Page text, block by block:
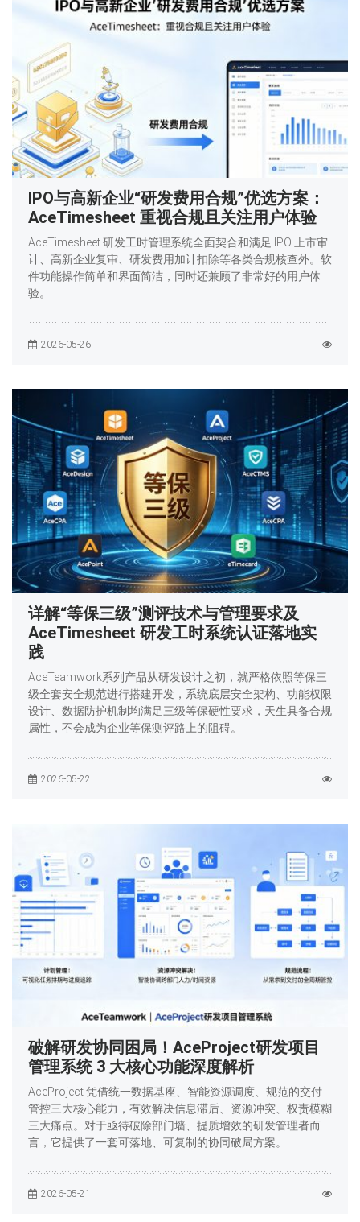
IPO与高新企业“研发费用合规”优选方案：
AceTimesheet 重视合规且关注用户体验
AceTimesheet 研发工时管理系统全面契合和满足 IPO 上市审
计、高新企业复审、研发费用加计扣除等各类合规核查外。软
件功能操作简单和界面简洁，同时还兼顾了非常好的用户体
验。
2026-05-26
详解“等保三级”测评技术与管理要求及
AceTimesheet 研发工时系统认证落地实
践
AceTeamwork系列产品从研发设计之初，就严格依照等保三
级全套安全规范进行搭建开发，系统底层安全架构、功能权限
设计、数据防护机制均满足三级等保硬性要求，天生具备合规
属性，不会成为企业等保测评路上的阻碍。
2026-05-22
破解研发协同困局！AceProject研发项目
管理系统 3 大核心功能深度解析
AceProject 凭借统一数据基座、智能资源调度、规范的交付
管控三大核心能力，有效解决信息滞后、资源冲突、权责模糊
三大痛点。对于亟待破除部门墙、提质增效的研发管理者而
言，它提供了一套可落地、可复制的协同破局方案。
2026-05-21